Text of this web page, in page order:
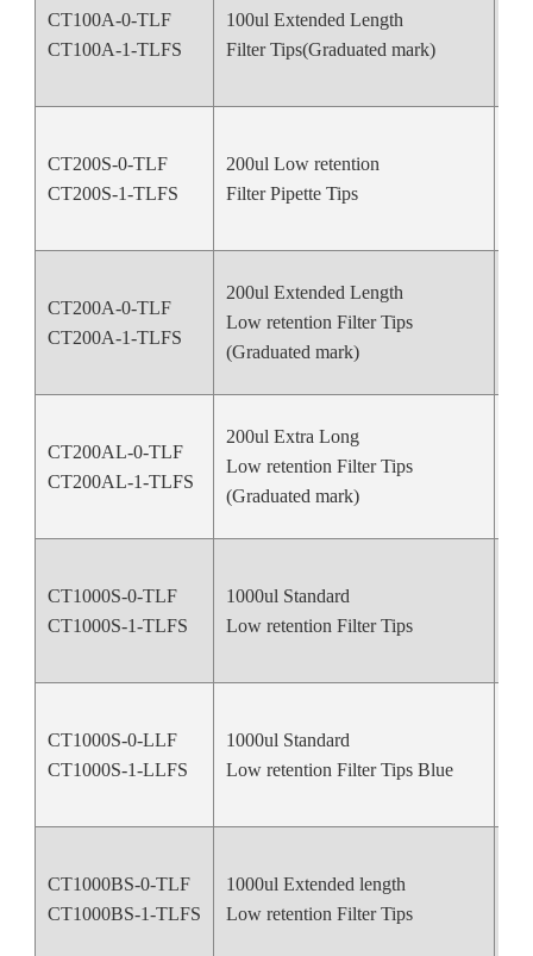
CT100A-0-TLF
CT100A-1-TLFS
100ul Extended Length
Filter Tips(Graduated mark)
CT200S-0-TLF
CT200S-1-TLFS
200ul Low retention
Filter Pipette Tips
CT200A-0-TLF
CT200A-1-TLFS
200ul Extended Length
Low retention Filter Tips
(Graduated mark)
CT200AL-0-TLF
CT200AL-1-TLFS
200ul Extra Long
Low retention Filter Tips
(Graduated mark)
CT1000S-0-TLF
CT1000S-1-TLFS
1000ul Standard
Low retention Filter Tips
CT1000S-0-LLF
CT1000S-1-LLFS
1000ul Standard
Low retention Filter Tips Blue
CT1000BS-0-TLF
CT1000BS-1-TLFS
1000ul Extended length
Low retention Filter Tips